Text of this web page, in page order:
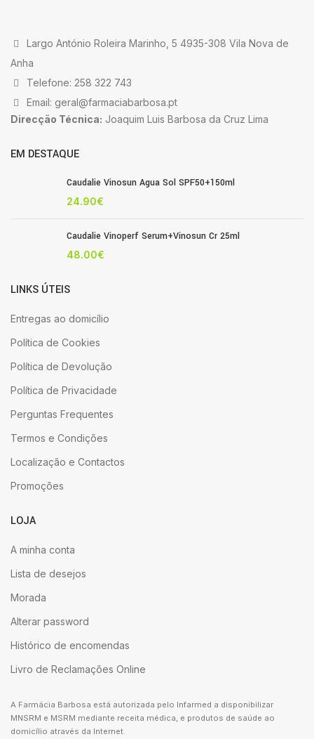
Largo António Roleira Marinho, 5 4935-308 Vila Nova de
Anha
Telefone: 258 322 743
Email: geral@farmaciabarbosa.pt
Direcção Técnica: Joaquim Luis Barbosa da Cruz Lima
EM DESTAQUE
Caudalie Vinosun Agua Sol SPF50+150ml
24.90€
Caudalie Vinoperf Serum+Vinosun Cr 25ml
48.00€
LINKS ÚTEIS
Entregas ao domicílio
Política de Cookies
Política de Devolução
Política de Privacidade
Perguntas Frequentes
Termos e Condições
Localização e Contactos
Promoções
LOJA
A minha conta
Lista de desejos
Morada
Alterar password
Histórico de encomendas
Livro de Reclamações Online
A Farmácia Barbosa está autorizada pelo Infarmed a disponibilizar
MNSRM e MSRM mediante receita médica, e produtos de saúde ao
domicílio através da Internet.